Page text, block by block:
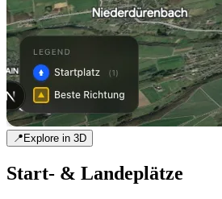
📍Explore in 3D
Start- & Landeplätze